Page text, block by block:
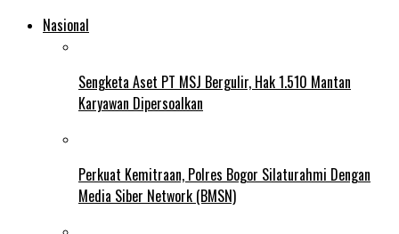
Nasional
Sengketa Aset PT MSJ Bergulir, Hak 1.510 Mantan
Karyawan Dipersoalkan
Perkuat Kemitraan, Polres Bogor Silaturahmi Dengan
Media Siber Network (BMSN)